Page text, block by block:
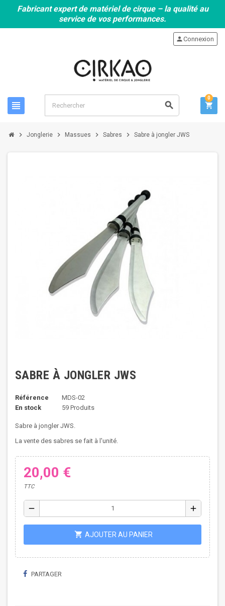
Fabricant expert de matériel de cirque – la qualité au
service de vos performances.
view_headline search
personConnexion
shopping_cart
0
chevron_right Jonglerie chevron_right Massues chevron_right Sabres chevron_right Sabre à jongler JWS
SABRE À JONGLER JWS
Référence
MDS-02
En stock
59 Produits
Sabre à jongler JWS.
La vente des sabres se fait à l'unité.
20,00 €
TTC
remove add
shopping_cart AJOUTER AU PANIER
PARTAGER